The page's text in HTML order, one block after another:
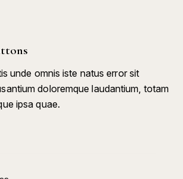
unde omnis iste natus error sit
doloremque laudantium, totam
ipsa quae.